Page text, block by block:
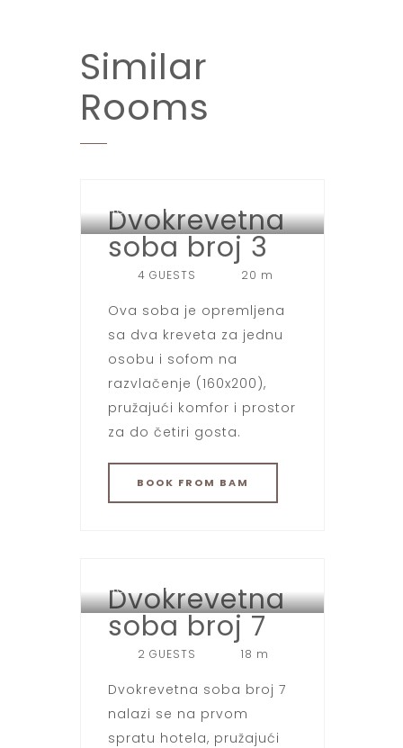
Similar
Rooms
HOTEL SPORT JAHORINA
Dvokrevetna
soba broj 3
4 GUESTS 20 m
Ova soba je opremljena
sa dva kreveta za jednu
osobu i sofom na
razvlačenje (160x200),
pružajući komfor i prostor
za do četiri gosta.
BOOK FROM BAM
HOTEL SPORT JAHORINA
Dvokrevetna
soba broj 7
2 GUESTS 18 m
Dvokrevetna soba broj 7
nalazi se na prvom
spratu hotela, pružajući